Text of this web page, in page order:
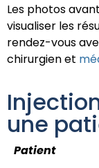
Les photos
visualiser les
rendez-vous
chirurgien et
une
Patient